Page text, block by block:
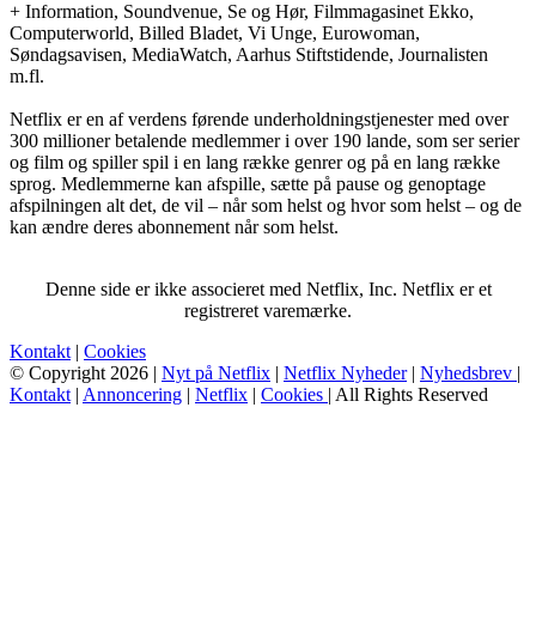
+ Information, Soundvenue, Se og Hør, Filmmagasinet Ekko,
Computerworld, Billed Bladet, Vi Unge, Eurowoman,
Søndagsavisen, MediaWatch, Aarhus Stiftstidende, Journalisten
m.fl.
Netflix er en af verdens førende underholdningstjenester med over
300 millioner betalende medlemmer i over 190 lande, som ser serier
og film og spiller spil i en lang række genrer og på en lang række
sprog. Medlemmerne kan afspille, sætte på pause og genoptage
afspilningen alt det, de vil – når som helst og hvor som helst – og de
kan ændre deres abonnement når som helst.
Denne side er ikke associeret med Netflix, Inc. Netflix er et
registreret varemærke.
Kontakt | Cookies
© Copyright 2026 | Nyt på Netflix | Netflix Nyheder| Nyhedsbrev |
Kontakt | Annoncering | Netflix | Cookies | All Rights Reserved